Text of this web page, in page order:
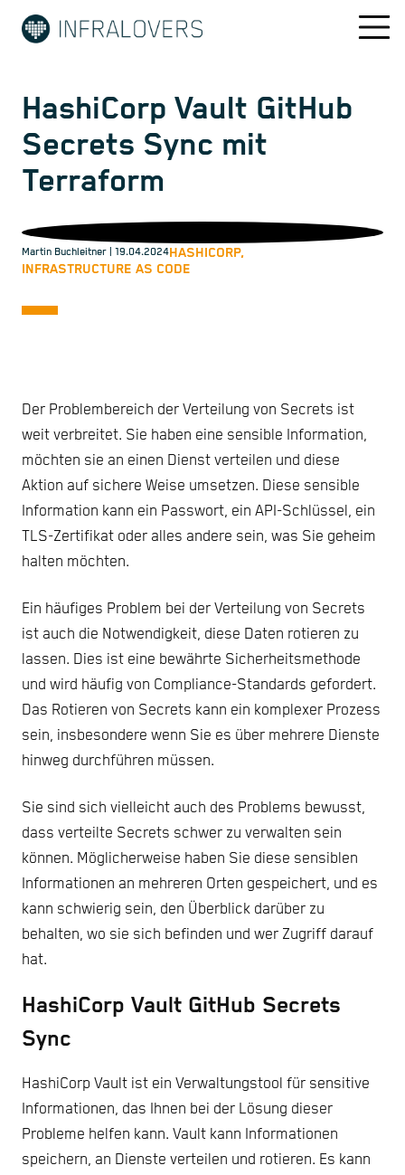
HashiCorp Vault GitHub
Secrets Sync mit
Terraform
Martin Buchleitner | 19.04.2024HASHICORP,
INFRASTRUCTURE AS CODE
Der Problembereich der Verteilung von Secrets ist
weit verbreitet. Sie haben eine sensible Information,
möchten sie an einen Dienst verteilen und diese
Aktion auf sichere Weise umsetzen. Diese sensible
Information kann ein Passwort, ein API-Schlüssel, ein
TLS-Zertifikat oder alles andere sein, was Sie geheim
halten möchten.
Ein häufiges Problem bei der Verteilung von Secrets
ist auch die Notwendigkeit, diese Daten rotieren zu
lassen. Dies ist eine bewährte Sicherheitsmethode
und wird häufig von Compliance-Standards gefordert.
Das Rotieren von Secrets kann ein komplexer Prozess
sein, insbesondere wenn Sie es über mehrere Dienste
hinweg durchführen müssen.
Sie sind sich vielleicht auch des Problems bewusst,
dass verteilte Secrets schwer zu verwalten sein
können. Möglicherweise haben Sie diese sensiblen
Informationen an mehreren Orten gespeichert, und es
kann schwierig sein, den Überblick darüber zu
behalten, wo sie sich befinden und wer Zugriff darauf
hat.
HashiCorp Vault GitHub Secrets
Sync
HashiCorp Vault ist ein Verwaltungstool für sensitive
Informationen, das Ihnen bei der Lösung dieser
Probleme helfen kann. Vault kann Informationen
speichern, an Dienste verteilen und rotieren. Es kann